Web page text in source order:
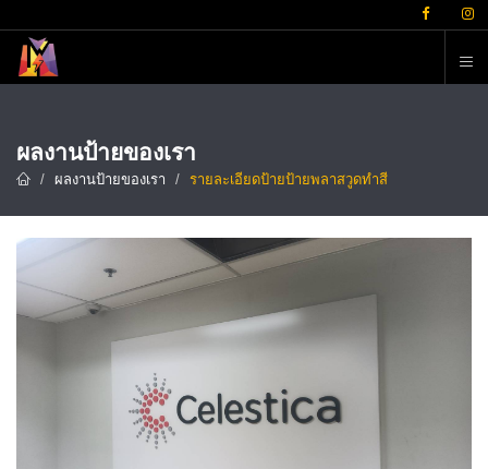
ผลงานป้ายของเรา
ผลงานป้ายของเรา รายละเอียดป้ายป้ายพลาสวูดทำสี